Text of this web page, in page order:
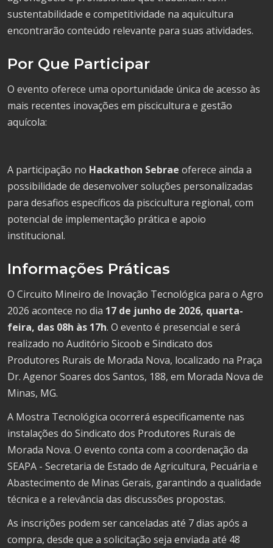
sustentabilidade e competitividade na aquicultura
encontrarão conteúdo relevante para suas atividades.
Por Que Participar
O evento oferece uma oportunidade única de acesso às
mais recentes inovações em piscicultura e gestão
aquícola:
A participação no Hackathon Sebrae oferece ainda a
possibilidade de desenvolver soluções personalizadas
para desafios específicos da piscicultura regional, com
potencial de implementação prática e apoio
institucional.
Informações Práticas
O Circuito Mineiro de Inovação Tecnológica para o Agro
2026 acontece no dia 17 de junho de 2026, quarta-
feira, das 08h às 17h. O evento é presencial e será
realizado no Auditório Sicoob e Sindicato dos
Produtores Rurais de Morada Nova, localizado na Praça
Dr. Agenor Soares dos Santos, 188, em Morada Nova de
Minas, MG.
A Mostra Tecnológica ocorrerá especificamente nas
instalações do Sindicato dos Produtores Rurais de
Morada Nova. O evento conta com a coordenação da
SEAPA - Secretaria de Estado de Agricultura, Pecuária e
Abastecimento de Minas Gerais, garantindo a qualidade
técnica e a relevância das discussões propostas.
As inscrições podem ser canceladas até 7 dias após a
compra, desde que a solicitação seja enviada até 48